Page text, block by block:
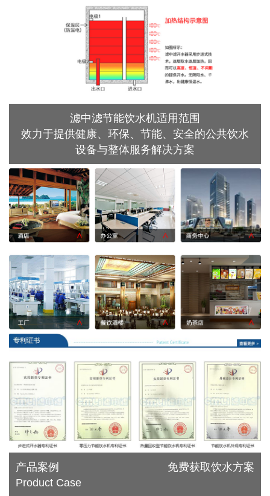
滤中滤节能饮水机适用范围
效力于提供健康、环保、节能、安全的公共饮水
设备与整体服务解决方案
产品案例
Product Case
免费获取饮水方案